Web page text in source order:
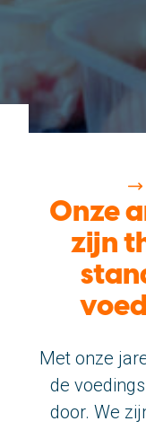
Onze klanten
Onze flexwerkers
Nieuws
Vacatures
Bekijk ook eens
Contact
Onze
zijn
Met onze
de
door. We